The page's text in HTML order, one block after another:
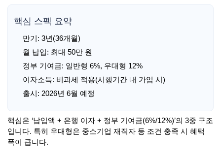
핵심 스펙 요약
만기: 3년(36개월)
월 납입: 최대 50만 원
정부 기여금: 일반형 6%, 우대형 12%
이자소득: 비과세 적용(시행기간 내 가입 시)
출시: 2026년 6월 예정
핵심은 ‘납입액 + 은행 이자 + 정부 기여금(6%/12%)’의 3중 구조
입니다. 특히 우대형은 중소기업 재직자 등 조건 충족 시 혜택
폭이 큽니다.